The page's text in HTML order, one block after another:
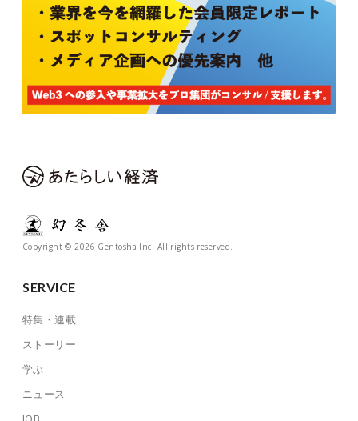
Copyright © 2026 Gentosha Inc. All rights reserved.
SERVICE
特集・連載
ストーリー
学ぶ
ニュース